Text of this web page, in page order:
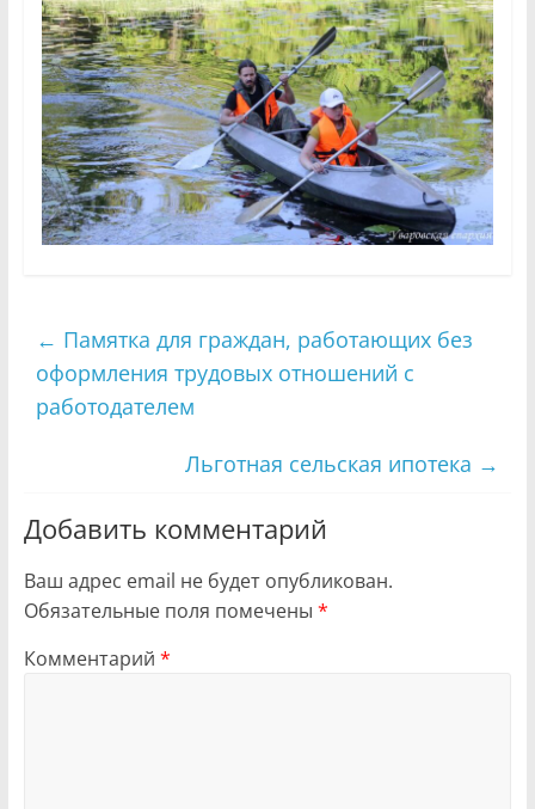
← Памятка для граждан, работающих без
оформления трудовых отношений с
работодателем
Льготная сельская ипотека →
Добавить комментарий
Ваш адрес email не будет опубликован.
Обязательные поля помечены *
Комментарий *